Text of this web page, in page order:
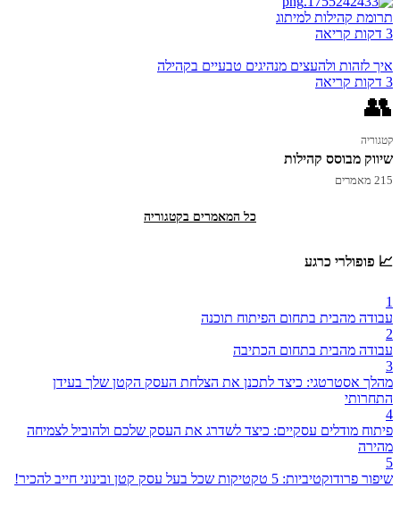
תרומת קהילות למיתוג
3 דקות קריאה
איך לזהות ולהעצים מנהיגים טבעיים בקהילה
3 דקות קריאה
👥
קטגוריה
שיווק מבוסס קהילות
215 מאמרים
כל המאמרים בקטגוריה
📈 פופולרי כרגע
1
עבודה מהבית בתחום הפיתוח תוכנה
2
עבודה מהבית בתחום הכתיבה
3
מהלך אסטרטגי: כיצד לתכנן את הצלחת העסק הקטן שלך בעידן
התחרותי
4
פיתוח מודלים עסקיים: כיצד לשדרג את העסק שלכם ולהוביל לצמיחה
מהירה
5
שיפור פרודוקטיביות: 5 טקטיקות שכל בעל עסק קטן ובינוני חייב להכיר!